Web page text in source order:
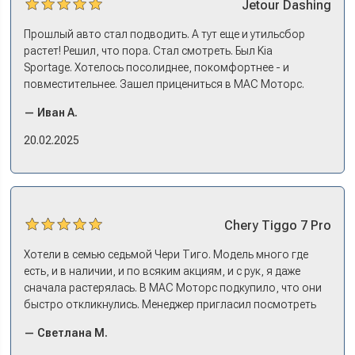
Jetour Dashing
Прошлый авто стал подводить. А тут еще и утильсбор
растет! Решил, что пора. Стал смотреть. Был Kia
Sportage. Хотелось посолиднее, покомфортнее - и
повместительнее. Зашел прицениться в МАС Моторс.
и прям мое! Даже не скажешь, что «китаец». Прям не
вылезая из него и порешали. Спортэйдж в трейд-ин
— Иван А.
20.02.2025
Chery Tiggo 7 Pro
Хотели в семью седьмой Чери Тиго. Модель много где
есть, и в наличии, и по всяким акциям, и с рук, я даже
сначала растерялась. В МАС Моторс подкупило, что они
быстро откликнулись. Менеджер пригласил посмотреть
примериться. Нам тут недалеко, пришли в салон - и в тот
— Светлана М.